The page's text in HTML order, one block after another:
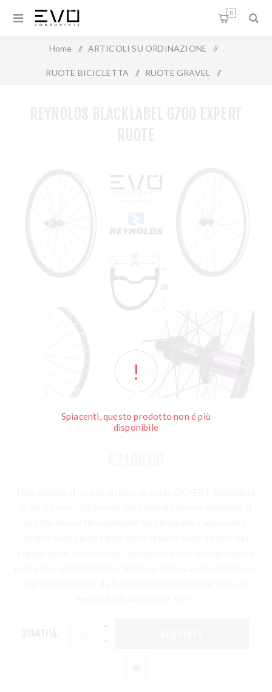
0
Home / ARTICOLI SU ORDINAZIONE /
RUOTE BICICLETTA / RUOTE GRAVEL /
Spiacenti, questo prodotto non é più
disponibile